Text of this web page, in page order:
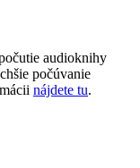
audioknihy
počúvanie
nájdete tu.